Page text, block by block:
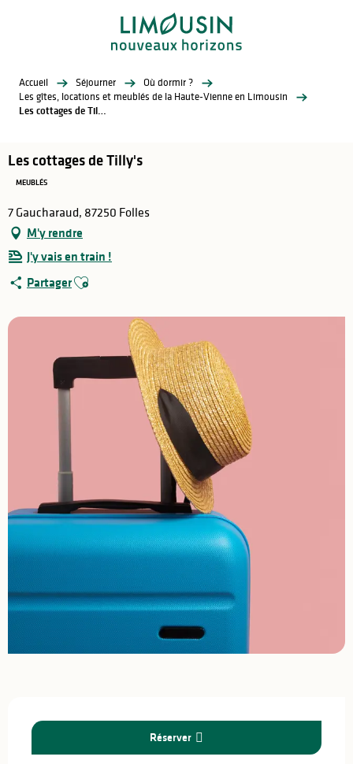
Accueil Séjourner
Où dormir ?
Les gîtes, locations et meublés de la Haute-Vienne en Limousin
Les cottages de Tilly's
Les cottages de Tilly's
MEUBLÉS
7 Gaucharaud, 87250 Folles
M'y rendre
J'y vais en train !
PartagerAjouter aux favoris
Réserver